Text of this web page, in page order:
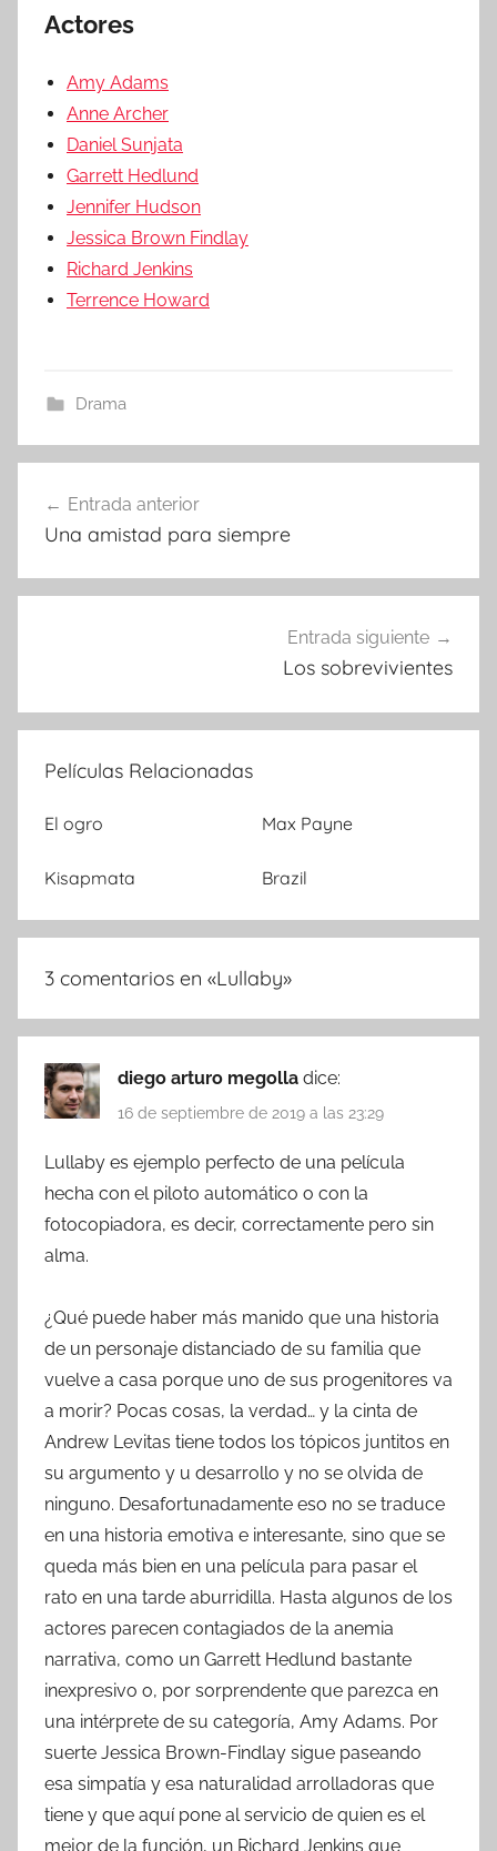
Actores
Amy Adams
Anne Archer
Daniel Sunjata
Garrett Hedlund
Jennifer Hudson
Jessica Brown Findlay
Richard Jenkins
Terrence Howard
Drama
Navegación
de
entradas
Entrada anterior
Una amistad para siempre
Entrada siguiente
Los sobrevivientes
Películas Relacionadas
El ogro Max Payne
Kisapmata Brazil
3 comentarios en «Lullaby»
diego arturo megolla dice:
16 de septiembre de 2019 a las 23:29
Lullaby es ejemplo perfecto de una película
hecha con el piloto automático o con la
fotocopiadora, es decir, correctamente pero sin
alma.
¿Qué puede haber más manido que una historia
de un personaje distanciado de su familia que
vuelve a casa porque uno de sus progenitores va
a morir? Pocas cosas, la verdad… y la cinta de
Andrew Levitas tiene todos los tópicos juntitos en
su argumento y u desarrollo y no se olvida de
ninguno. Desafortunadamente eso no se traduce
en una historia emotiva e interesante, sino que se
queda más bien en una película para pasar el
rato en una tarde aburridilla. Hasta algunos de los
actores parecen contagiados de la anemia
narrativa, como un Garrett Hedlund bastante
inexpresivo o, por sorprendente que parezca en
una intérprete de su categoría, Amy Adams. Por
suerte Jessica Brown-Findlay sigue paseando
esa simpatía y esa naturalidad arrolladoras que
tiene y que aquí pone al servicio de quien es el
mejor de la función, un Richard Jenkins que